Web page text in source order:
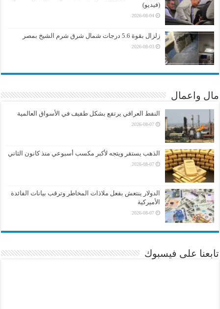
(فيديو)
2026-08-04
زلزال بقوة 5.6 درجات شمال شرق شرم الشيخ بمصر
2026-08-03
مال واعمال
النفط العراقي يرتفع بشكل طفيف في الأسواق العالمية
2026-08-07
الذهب يستقر ويتجه لأكبر مكسب أسبوعي منذ كانون الثاني
2026-08-07
الدولار ينتعش بفعل ملاذات المخاطر وترقب بيانات الفائدة
الأميركية
2026-08-07
تابعنا على فيسبوك